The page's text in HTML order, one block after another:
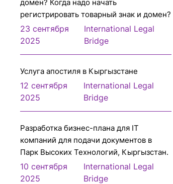
домен? Когда надо начать
регистрировать товарный знак и домен?
23 сентября
2025
International Legal
Bridge
Услуга апостиля в Кыргызстане
12 сентября
2025
International Legal
Bridge
Разработка бизнес-плана для IT
компаний для подачи документов в
Парк Высоких Технологий, Кыргызстан.
10 сентября
2025
International Legal
Bridge